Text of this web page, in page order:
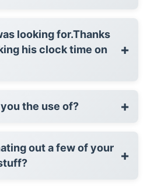
looking for.Thanks
his clock time on
+
the use of? +
out a few of your
+